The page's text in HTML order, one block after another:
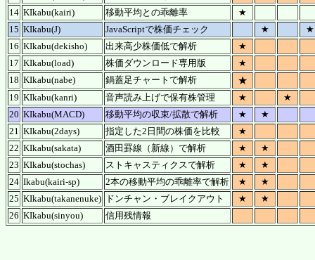
14 KIkabu(kairi) 移動平均との乖離率
★
15 KIkabu(J) JavaScriptで株価チェック ★
★
16 KIkabu(dekisho) 出来高少株価低で解析
★
17 KIkabu(load) 株価ダウンロード専用版
★
18 KIkabu(nabe) 鍋蓋足チャートで解析 ★
19 KIkabu(kanri) 音声読み上げで保有株管理 ★
★
20 KIkabu(MACD) 移動平均の収束/拡散で解析 ★
★
21 KIkabu(2days) 指定した2日間の株価を比較
★
22 KIkabu(sakata) 酒田罫線（新線）で解析 ★
★
23 KIkabu(stochas) ストキャスティクスで解析 ★
★
24 Ikabu(kairi-sp) 2本の移動平均の乖離率で解析 ★
★
25 KIkabu(takanenuke) ドンチャン・ブレイクアウト ★
★
26 KIkabu(sinyou) 信用残情報